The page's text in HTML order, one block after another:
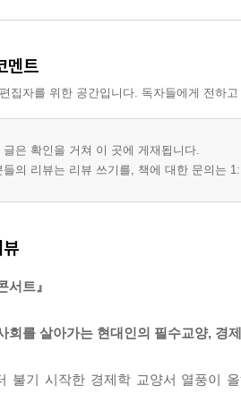
멘트
집자를 위한 공간입니다. 독자들에게 전하
글은 확인을 거쳐 이 곳에 게재됩니다.
들의 리뷰는 리뷰 쓰기를, 책에 대한 문의는
서트』
회를 살아가는 현대인의 필수교양, 경
불기 시작한 경제학 교양서 열풍이